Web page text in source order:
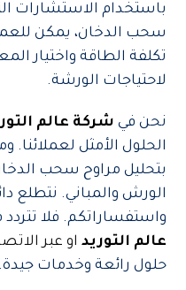
باستخدام الاستشارات
سحب الدخان، يمكن
تكلفة الطاقة واختيار
لاحتياجات الورشة.
نحن في شركة عالم
الحلول الأمثل لعملائنا.
بتحليل مراوح سحب
الورش والمباني. نتطلع
واستفساراتكم. فلا تتردد
عالم التوريد او عبر
حلول رائعة وخدمات